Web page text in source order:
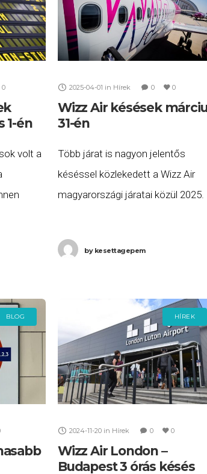
0
1-én
volt a
2025-04-01 in Hírek 0 0
Wizz Air késések
31-én
Több járat is nagyon jelentős
késéssel közlekedett a Wizz Air
magyarországi járatai közül 2025.
Air W6 2457 számú Varsó (WAW)
bykesettagepem
BLOG HÍREK
2024-11-20 in Hírek 0 0
Wizz Air London –
Budapest 3 órás késés